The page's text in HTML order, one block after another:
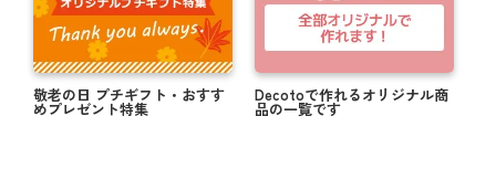
敬老の日 プチギフト・おすす
めプレゼント特集
Decotoで作れるオリジナル商
品の一覧です